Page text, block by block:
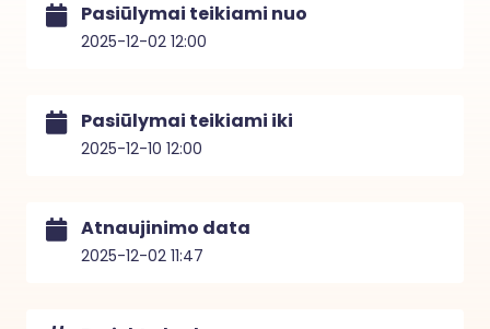
Pasiūlymai teikiami nuo
2025-12-02 12:00
Pasiūlymai teikiami iki
2025-12-10 12:00
Atnaujinimo data
2025-12-02 11:47